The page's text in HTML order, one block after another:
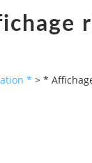
* > *